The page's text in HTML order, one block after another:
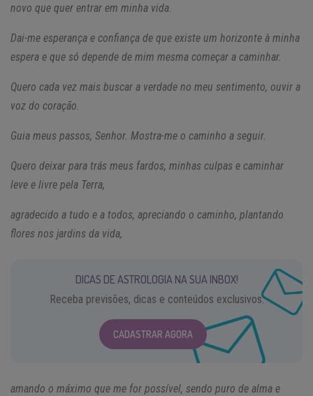
novo que quer entrar em minha vida.
Dai-me esperança e confiança de que existe um horizonte à minha
espera e que só depende de mim mesma começar a caminhar.
Quero cada vez mais buscar a verdade no meu sentimento, ouvir a
voz do coração.
Guia meus passos, Senhor. Mostra-me o caminho a seguir.
Quero deixar para trás meus fardos, minhas culpas e caminhar
leve e livre pela Terra,
agradecido a tudo e a todos, apreciando o caminho, plantando
flores nos jardins da vida,
DICAS DE ASTROLOGIA NA SUA INBOX!
Receba previsões, dicas e conteúdos exclusivos.
CADASTRAR AGORA
amando o máximo que me for possível, sendo puro de alma e